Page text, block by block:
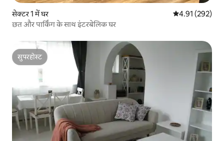
सेक्टर 1 में घर औसत रेटिंग 5 में से
4.91 (292)
छत और पार्किंग के साथ इंटरबेलिक घर
सुपरहोस्ट
सुपरहोस्ट